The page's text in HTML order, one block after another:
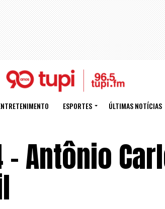
ESPORTES ÚLTIMAS NOTÍCIAS
Antônio